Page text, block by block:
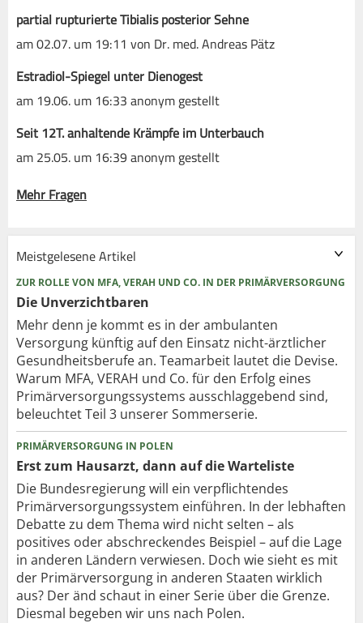
partial rupturierte Tibialis posterior Sehne
am 02.07. um 19:11 von Dr. med. Andreas Pätz
Estradiol-Spiegel unter Dienogest
am 19.06. um 16:33 anonym gestellt
Seit 12T. anhaltende Krämpfe im Unterbauch
am 25.05. um 16:39 anonym gestellt
Mehr Fragen
Meistgelesene Artikel
ZUR ROLLE VON MFA, VERAH UND CO. IN DER PRIMÄRVERSORGUNG
Die Unverzichtbaren
Mehr denn je kommt es in der ambulanten
Versorgung künftig auf den Einsatz nicht-ärztlicher
Gesundheitsberufe an. Teamarbeit lautet die Devise.
Warum MFA, VERAH und Co. für den Erfolg eines
Primärversorgungssystems ausschlaggebend sind,
beleuchtet Teil 3 unserer Sommerserie.
PRIMÄRVERSORGUNG IN POLEN
Erst zum Hausarzt, dann auf die Warteliste
Die Bundesregierung will ein verpflichtendes
Primärversorgungssystem einführen. In der lebhaften
Debatte zu dem Thema wird nicht selten – als
positives oder abschreckendes Beispiel – auf die Lage
in anderen Ländern verwiesen. Doch wie sieht es mit
der Primärversorgung in anderen Staaten wirklich
aus? Der änd schaut in einer Serie über die Grenze.
Diesmal begeben wir uns nach Polen.